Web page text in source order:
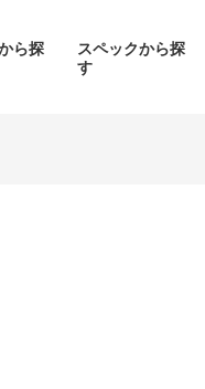
ら探
スペックから探
す